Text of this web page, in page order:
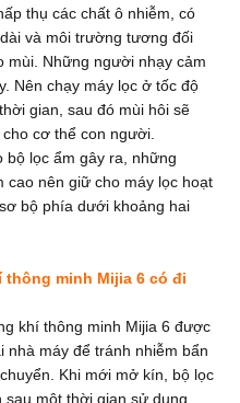
thụ các chất ô nhiễm, có
và môi trường tương đối
mùi. Những người nhạy cảm
Nên chạy máy lọc ở tốc độ
gian, sau đó mùi hôi sẽ
cơ thể con người.
lọc ẩm gây ra, những
nên giữ cho máy lọc hoạt
bộ phía dưới khoảng hai
thông minh Mijia 6 có đi
khí thông minh Mijia 6 được
nhà máy để tránh nhiễm bẩn
Khi mới mở kín, bộ lọc
một thời gian sử dụng.